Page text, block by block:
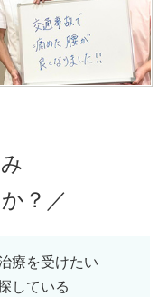
？／
療を受けたい
している